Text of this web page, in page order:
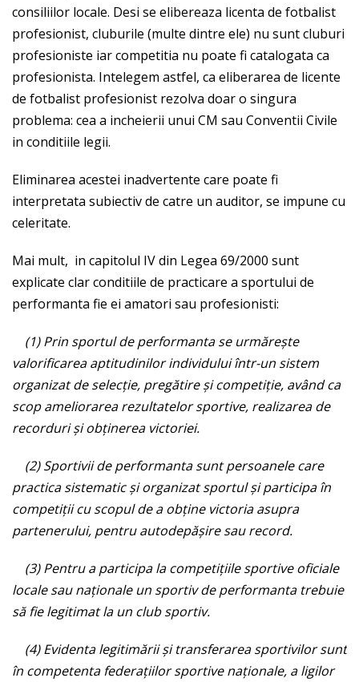
consiliilor locale. Desi se elibereaza licenta de fotbalist
profesionist, cluburile (multe dintre ele) nu sunt cluburi
profesioniste iar competitia nu poate fi catalogata ca
profesionista. Intelegem astfel, ca eliberarea de licente
de fotbalist profesionist rezolva doar o singura
problema: cea a incheierii unui CM sau Conventii Civile
in conditiile legii.
Eliminarea acestei inadvertente care poate fi
interpretata subiectiv de catre un auditor, se impune cu
celeritate.
Mai mult, in capitolul IV din Legea 69/2000 sunt
explicate clar conditiile de practicare a sportului de
performanta fie ei amatori sau profesionisti:
(1) Prin sportul de performanta se urmăreşte
valorificarea aptitudinilor individului într-un sistem
organizat de selecţie, pregătire şi competiţie, având ca
scop ameliorarea rezultatelor sportive, realizarea de
recorduri şi obţinerea victoriei.
(2) Sportivii de performanta sunt persoanele care
practica sistematic şi organizat sportul şi participa în
competiţii cu scopul de a obţine victoria asupra
partenerului, pentru autodepăşire sau record.
(3) Pentru a participa la competiţiile sportive oficiale
locale sau naţionale un sportiv de performanta trebuie
să fie legitimat la un club sportiv.
(4) Evidenta legitimării şi transferarea sportivilor sunt
în competenta federaţiilor sportive naţionale, a ligilor